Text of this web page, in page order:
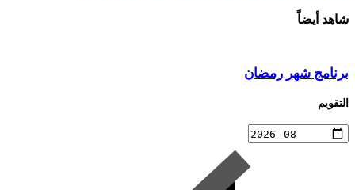
شاهد أيضاً
برنامج شهر رمضان
التقويم